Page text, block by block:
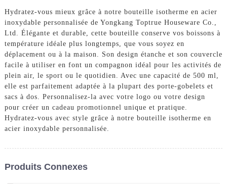
Hydratez-vous mieux grâce à notre bouteille isotherme en acier
inoxydable personnalisée de Yongkang Toptrue Houseware Co.,
Ltd. Élégante et durable, cette bouteille conserve vos boissons à
température idéale plus longtemps, que vous soyez en
déplacement ou à la maison. Son design étanche et son couvercle
facile à utiliser en font un compagnon idéal pour les activités de
plein air, le sport ou le quotidien. Avec une capacité de 500 ml,
elle est parfaitement adaptée à la plupart des porte-gobelets et
sacs à dos. Personnalisez-la avec votre logo ou votre design
pour créer un cadeau promotionnel unique et pratique.
Hydratez-vous avec style grâce à notre bouteille isotherme en
acier inoxydable personnalisée.
Produits Connexes